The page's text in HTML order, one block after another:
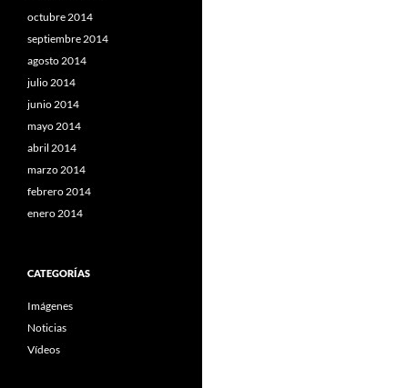
octubre 2014
septiembre 2014
agosto 2014
julio 2014
junio 2014
mayo 2014
abril 2014
marzo 2014
febrero 2014
enero 2014
CATEGORÍAS
Imágenes
Noticias
Vídeos